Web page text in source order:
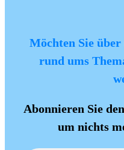
Möchten Sie
rund ums
Abonnieren Sie
um nichts